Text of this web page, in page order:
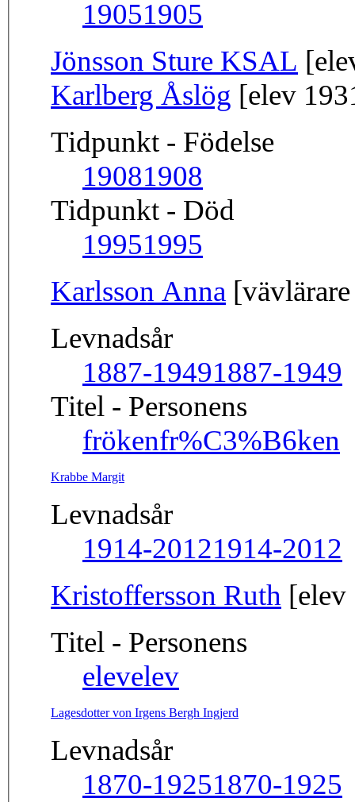
19051905
Jönsson Sture KSAL
Karlberg Åslög [elev
Tidpunkt - Födelse
19081908
Tidpunkt - Död
19951995
Karlsson Anna
Levnadsår
1887-19491887-1949
Titel - Personens
frökenfr%C3%B6ken
Krabbe Margit
Levnadsår
1914-20121914-2012
Kristoffersson Ruth [elev
Titel - Personens
elevelev
Lagesdotter von Irgens Bergh Ingjerd
Levnadsår
1870-19251870-1925